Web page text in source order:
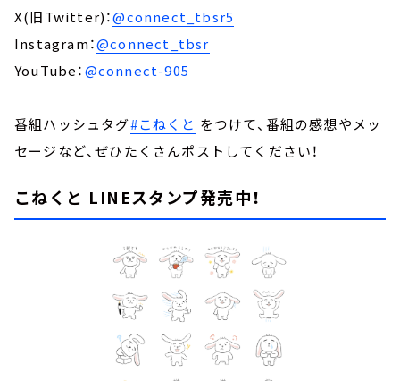
X(旧Twitter)：@connect_tbsr5
Instagram：@connect_tbsr
YouTube：@connect-905
番組ハッシュタグ#こねくと をつけて、番組の感想やメッ
セージなど、ぜひたくさんポストしてください！
こねくと LINEスタンプ発売中！